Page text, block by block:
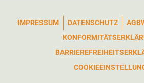
IMPRESSUM DATENSCHUTZ AGB